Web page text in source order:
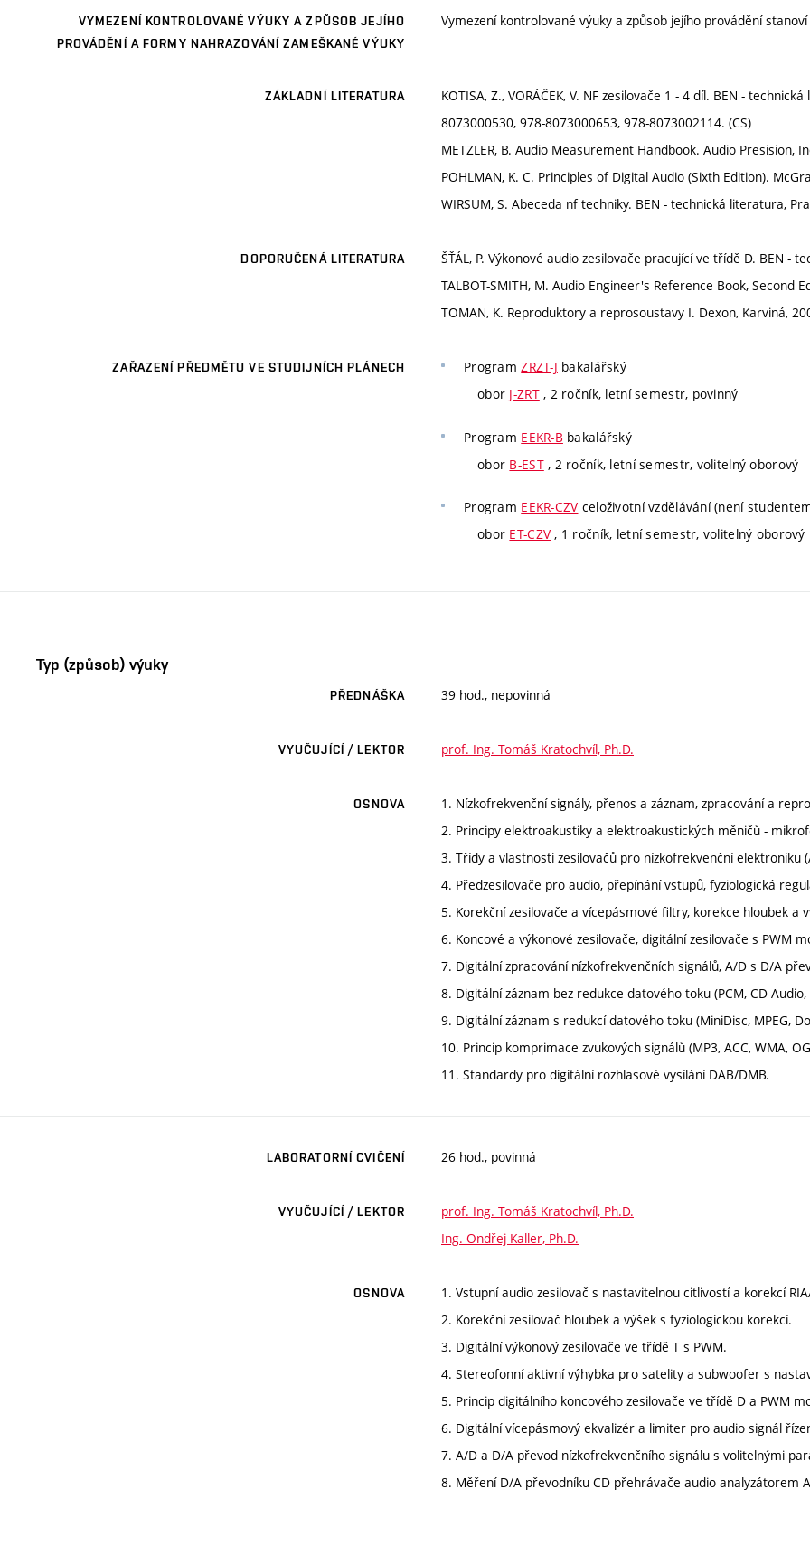
VYMEZENÍ KONTROLOVANÉ VÝUKY A ZPŮSOB JEJÍHO
PROVÁDĚNÍ A FORMY NAHRAZOVÁNÍ ZAMEŠKANÉ VÝUKY
Vymezení kontrolované výuky a způsob jejího provádění
ZÁKLADNÍ LITERATURA
KOTISA, Z., VORÁČEK, V. NF zesilovače 1 - 4 díl. BEN -
8073000530, 978-8073000653, 978-8073002114. (CS)
METZLER, B. Audio Measurement Handbook. Audio
POHLMAN, K. C. Principles of Digital Audio (Sixth Edition).
WIRSUM, S. Abeceda nf techniky. BEN - technická literatura,
DOPORUČENÁ LITERATURA
ŠŤÁL, P. Výkonové audio zesilovače pracující ve třídě D. BEN -
TALBOT-SMITH, M. Audio Engineer's Reference Book, Second
TOMAN, K. Reproduktory a reprosoustavy I. Dexon, Karviná,
ZAŘAZENÍ PŘEDMĚTU VE STUDIJNÍCH PLÁNECH ProgramZRZT-J bakalářský
obor J-ZRT, 2 ročník, letní semestr, povinný
Program EEKR-B bakalářský
obor B-EST, 2 ročník, letní semestr, volitelný oborový
Program EEKR-CZV celoživotní vzdělávání (není
obor ET-CZV , 1 ročník, letní semestr, volitelný oborový
Typ (způsob) výuky
PŘEDNÁŠKA 39 hod., nepovinná
VYUČUJÍCÍ / LEKTOR prof. Ing. Tomáš Kratochvíl, Ph.D.
OSNOVA
1. Nízkofrekvenční signály, přenos a záznam, zpracování a
2. Principy elektroakustiky a elektroakustických měničů -
3. Třídy a vlastnosti zesilovačů pro nízkofrekvenční elektroniku
4. Předzesilovače pro audio, přepínání vstupů, fyziologická
5. Korekční zesilovače a vícepásmové filtry, korekce hloubek a
6. Koncové a výkonové zesilovače, digitální zesilovače s PWM
7. Digitální zpracování nízkofrekvenčních signálů, A/D s D/A
8. Digitální záznam bez redukce datového toku (PCM, CD-Audio,
9. Digitální záznam s redukcí datového toku (MiniDisc, MPEG,
10. Princip komprimace zvukových signálů (MP3, ACC, WMA,
11. Standardy pro digitální rozhlasové vysílání DAB/DMB.
LABORATORNÍ CVIČENÍ 26 hod., povinná
VYUČUJÍCÍ / LEKTOR
prof. Ing. Tomáš Kratochvíl, Ph.D.
Ing. Ondřej Kaller, Ph.D.
OSNOVA
1. Vstupní audio zesilovač s nastavitelnou citlivostí a korekcí
2. Korekční zesilovač hloubek a výšek s fyziologickou korekcí.
3. Digitální výkonový zesilovače ve třídě T s PWM.
4. Stereofonní aktivní výhybka pro satelity a subwoofer s
5. Princip digitálního koncového zesilovače ve třídě D a PWM
6. Digitální vícepásmový ekvalizér a limiter pro audio signál
7. A/D a D/A převod nízkofrekvenčního signálu s volitelnými
8. Měření D/A převodníku CD přehrávače audio analyzátorem